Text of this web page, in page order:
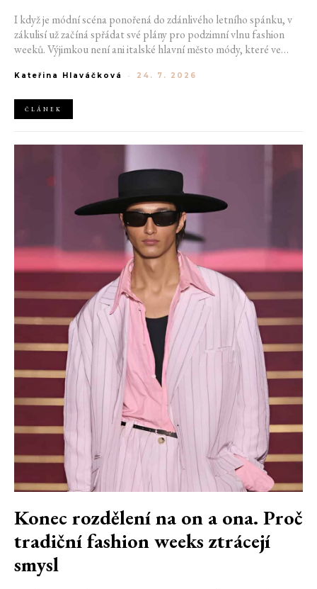
I když je módní scéna ponořená do zdánlivého letního spánku, v
zákulisí už začíná spřádat své plány pro podzimní vlnu fashion
weeků. Výjimkou není ani italské hlavní město módy, které ve
22. do 28. září přivítá tradiční jména, pozornost však zaměří
Moschino.
Kateřina Hlaváčková - 24. 7. 2026
ČLÁNEK
Konec rozdělení na on a ona. Proč
tradiční fashion weeks ztrácejí
smysl